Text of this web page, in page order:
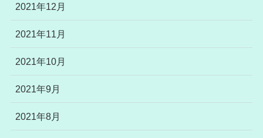
2021年12月
2021年11月
2021年10月
2021年9月
2021年8月